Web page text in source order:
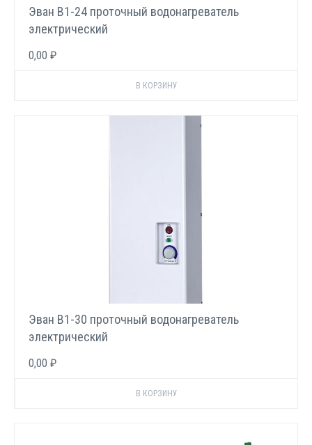
Эван В1-24 проточный водонагреватель
электрический
0,00 ₽
Эван В1-30 проточный водонагреватель
электрический
0,00 ₽